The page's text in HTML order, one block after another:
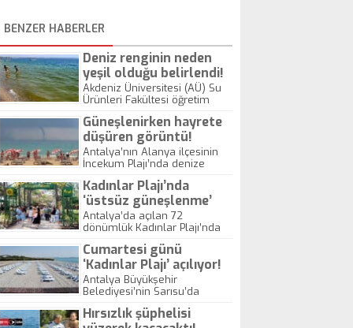
BENZER HABERLER
Deniz renginin neden
yeşil olduğu belirlendi!
Akdeniz Üniversitesi (AÜ) Su
Ürünleri Fakültesi öğretim
Gökoğlu, Antalya'nın Konyaaltı
Sahili'nde dün denizin
renginin yeşile dönüşmesinin
alg patlamasından
kaynaklandığını belirterek,
“Bunlar daha önce de yaşandı
ama bu kadar güçlü
yaşanmadı. Kirliliğin olduğu
yerde ilk çoğalacak olan
şeyler alglerdir" dedi.
Güneşlenirken hayrete
düşüren görüntü!
Antalya’nın Alanya ilçesinin
İncekum Plajı’nda denize
açıkta hortumu görünce
gözlerine inanamadılar.
Kadınlar Plajı’nda
‘üstsüz güneşlenme’
kavgası!
Antalya’da açılan 72
dönümlük Kadınlar Plajı’nda
giren kadın sayısının 1000’in
üzerinde olduğu açıklandı.
Talep nedeniyle şezlong, duş
kabini, soyunma odası ve
cankurtaran sayıları da
artırılıyor. Plajda hafta sonu
tesettürlü kadınlar ile üstsüz
Cumartesi günü
‘Kadınlar Plajı’ açılıyor!
Antalya Büyükşehir
Belediyesi’nin Sarısu’da
saat 11.00’de törenle hizmete
Hırsızlık şüphelisi